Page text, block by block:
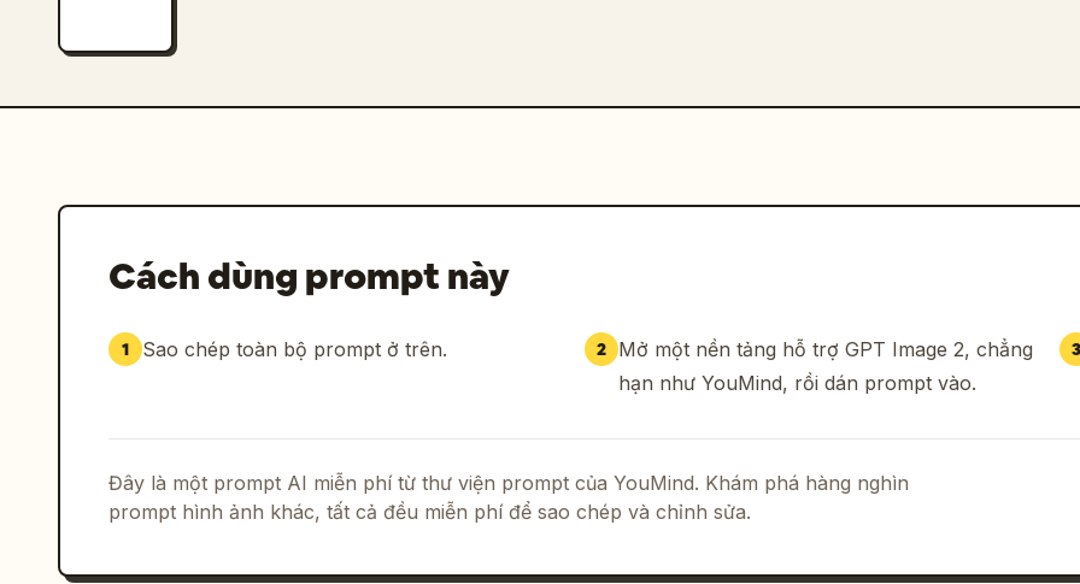
Cách dùng prompt này
1 Sao chép toàn bộ prompt ở trên. 2 Mở một nền tảng hỗ trợ GPT Image 2, chẳng
hạn như YouMind, rồi dán prompt vào.
3
Đây là một prompt AI miễn phí từ thư viện prompt của YouMind. Khám phá hàng nghìn
prompt hình ảnh khác, tất cả đều miễn phí để sao chép và chỉnh sửa.